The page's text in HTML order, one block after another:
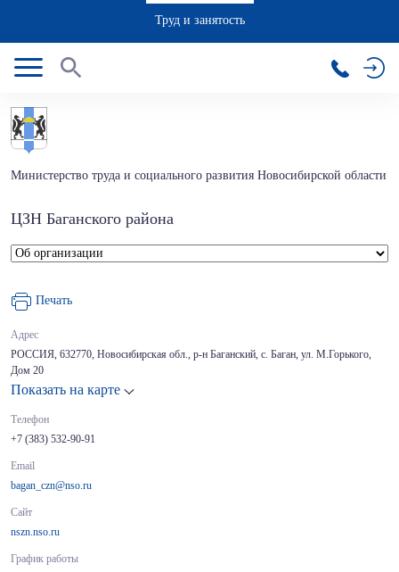
Труд и занятость
Министерство труда и социального развития Новосибирской области
ЦЗН Баганского района
Печать
Адрес
РОССИЯ, 632770, Новосибирская обл., р-н Баганский, с. Баган, ул. М.Горького,
Дом 20
Показать на карте
Телефон
+7 (383) 532-90-91
Email
bagan_czn@nso.ru
Сайт
nszn.nso.ru
График работы